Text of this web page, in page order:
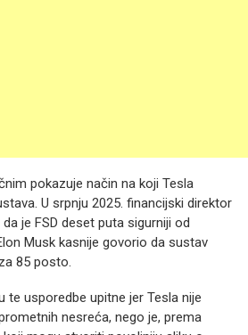
pokazuje način na koji Tesla
U srpnju 2025. financijski direktor
je FSD deset puta sigurniji od
Musk kasnije govorio da sustav
85 posto.
te usporedbe upitne jer Tesla nije
nesreća, nego je, prema